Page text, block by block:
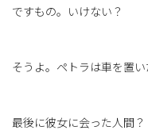
ですもの。いけない？
そうよ。ペトラは車を置
最後に彼女に会った人間？